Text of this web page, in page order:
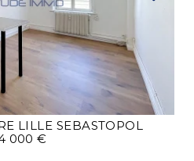
LILLE SEBASTOPOL
000 €